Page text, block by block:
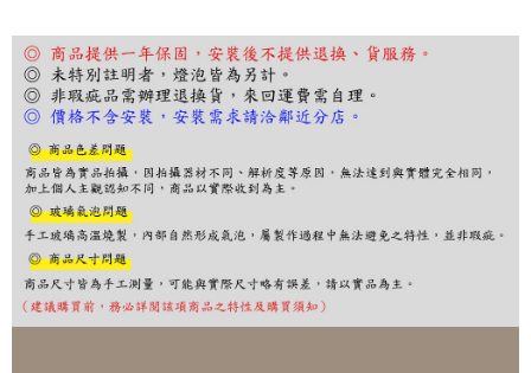
【「AFTEE先享後付」結帳流程】
１．於結帳方式選擇「AFTEE先享後付」後，將跳轉至「AFTEE先享後付」
結帳頁面，進行簡訊認證並確認金額後，即可完成結帳。
２．訂單成立數日內，您將收到繳費通知簡訊。
３．收到繳費通知簡訊後14天內，點擊此簡訊中的連結，可透過四大超商／
ATM／網路銀行／等多元方式進行付款，方視為交易完成。
※ 請注意：結帳手續完成當下不需立刻繳費，但若您需要取消訂單，請聯絡
購買商品的店家。未經商家同意取消之訂單仍視為有效，需透過AFTEE先享
後付繳納相關費用。
※ 交易是否成功請以「AFTEE先享後付 」之結帳頁面顯示為準，若有關於
是否繳費成功／繳費後需取消欲退款等相關疑問，請聯繫「AFTEE先享後付
客戶支援中心」
https://netprotections.freshdesk.com/support/home
每筆NT$180，滿NT$5,000(含以上)免運費